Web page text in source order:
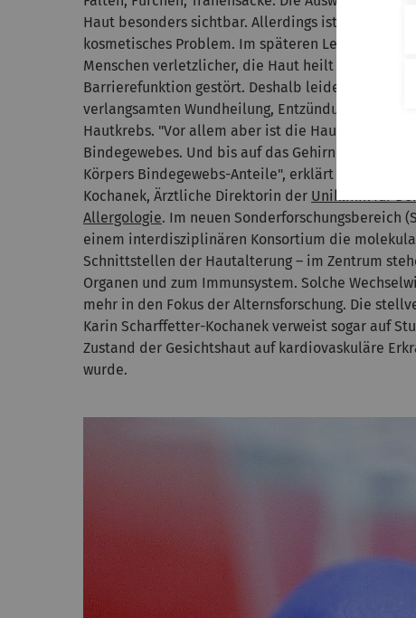
Haut besonders sichtbar. Allerdings ist die
kosmetisches Problem. Im späteren Leben wird
Menschen verletzlicher, die Haut heilt schlechter
Barrierefunktion gestört. Deshalb leiden ältere
verlangsamten Wundheilung, Entzündungen oder
Hautkrebs. "Vor allem aber ist die Hautalterung
Bindegewebes. Und bis auf das Gehirn haben alle
Körpers Bindegewebs-Anteile", erklärt Professorin
Kochanek, Ärztliche Direktorin der Uniklinik für
Allergologie. Im neuen Sonderforschungsbereich
einem interdisziplinären Konsortium die
Schnittstellen der Hautalterung – im Zentrum
Organen und zum Immunsystem. Solche
mehr in den Fokus der Alternsforschung. Die
Karin Scharffetter-Kochanek verweist sogar auf
Zustand der Gesichtshaut auf kardiovaskuläre
wurde.